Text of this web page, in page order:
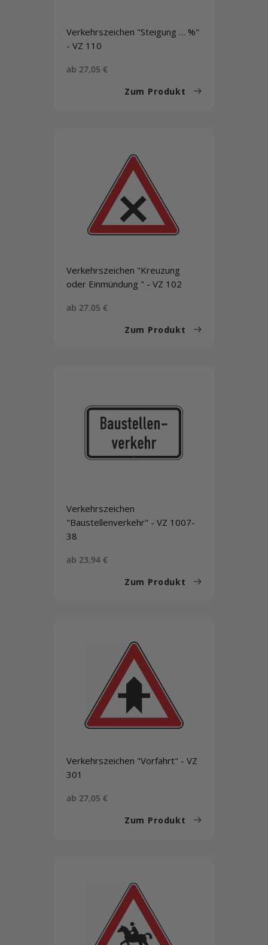
Verkehrszeichen "Steigung … %"
- VZ 110
Sonderpreis
ab 27,05 €
Zum Produkt
Verkehrszeichen "Kreuzung
oder Einmündung " - VZ 102
Sonderpreis
ab 27,05 €
Zum Produkt
Verkehrszeichen
"Baustellenverkehr" - VZ 1007-
38
Sonderpreis
ab 23,94 €
Zum Produkt
Verkehrszeichen "Vorfahrt" - VZ
301
Sonderpreis
ab 27,05 €
Zum Produkt